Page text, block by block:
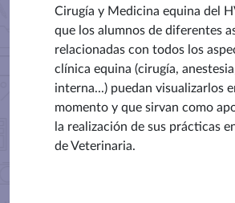
Cirugía y Medicina equina del
que los alumnos de diferentes
relacionadas con todos los
clínica equina (cirugía,
interna...) puedan visualizarlos
momento y que sirvan como
la realización de sus prácticas
de Veterinaria.